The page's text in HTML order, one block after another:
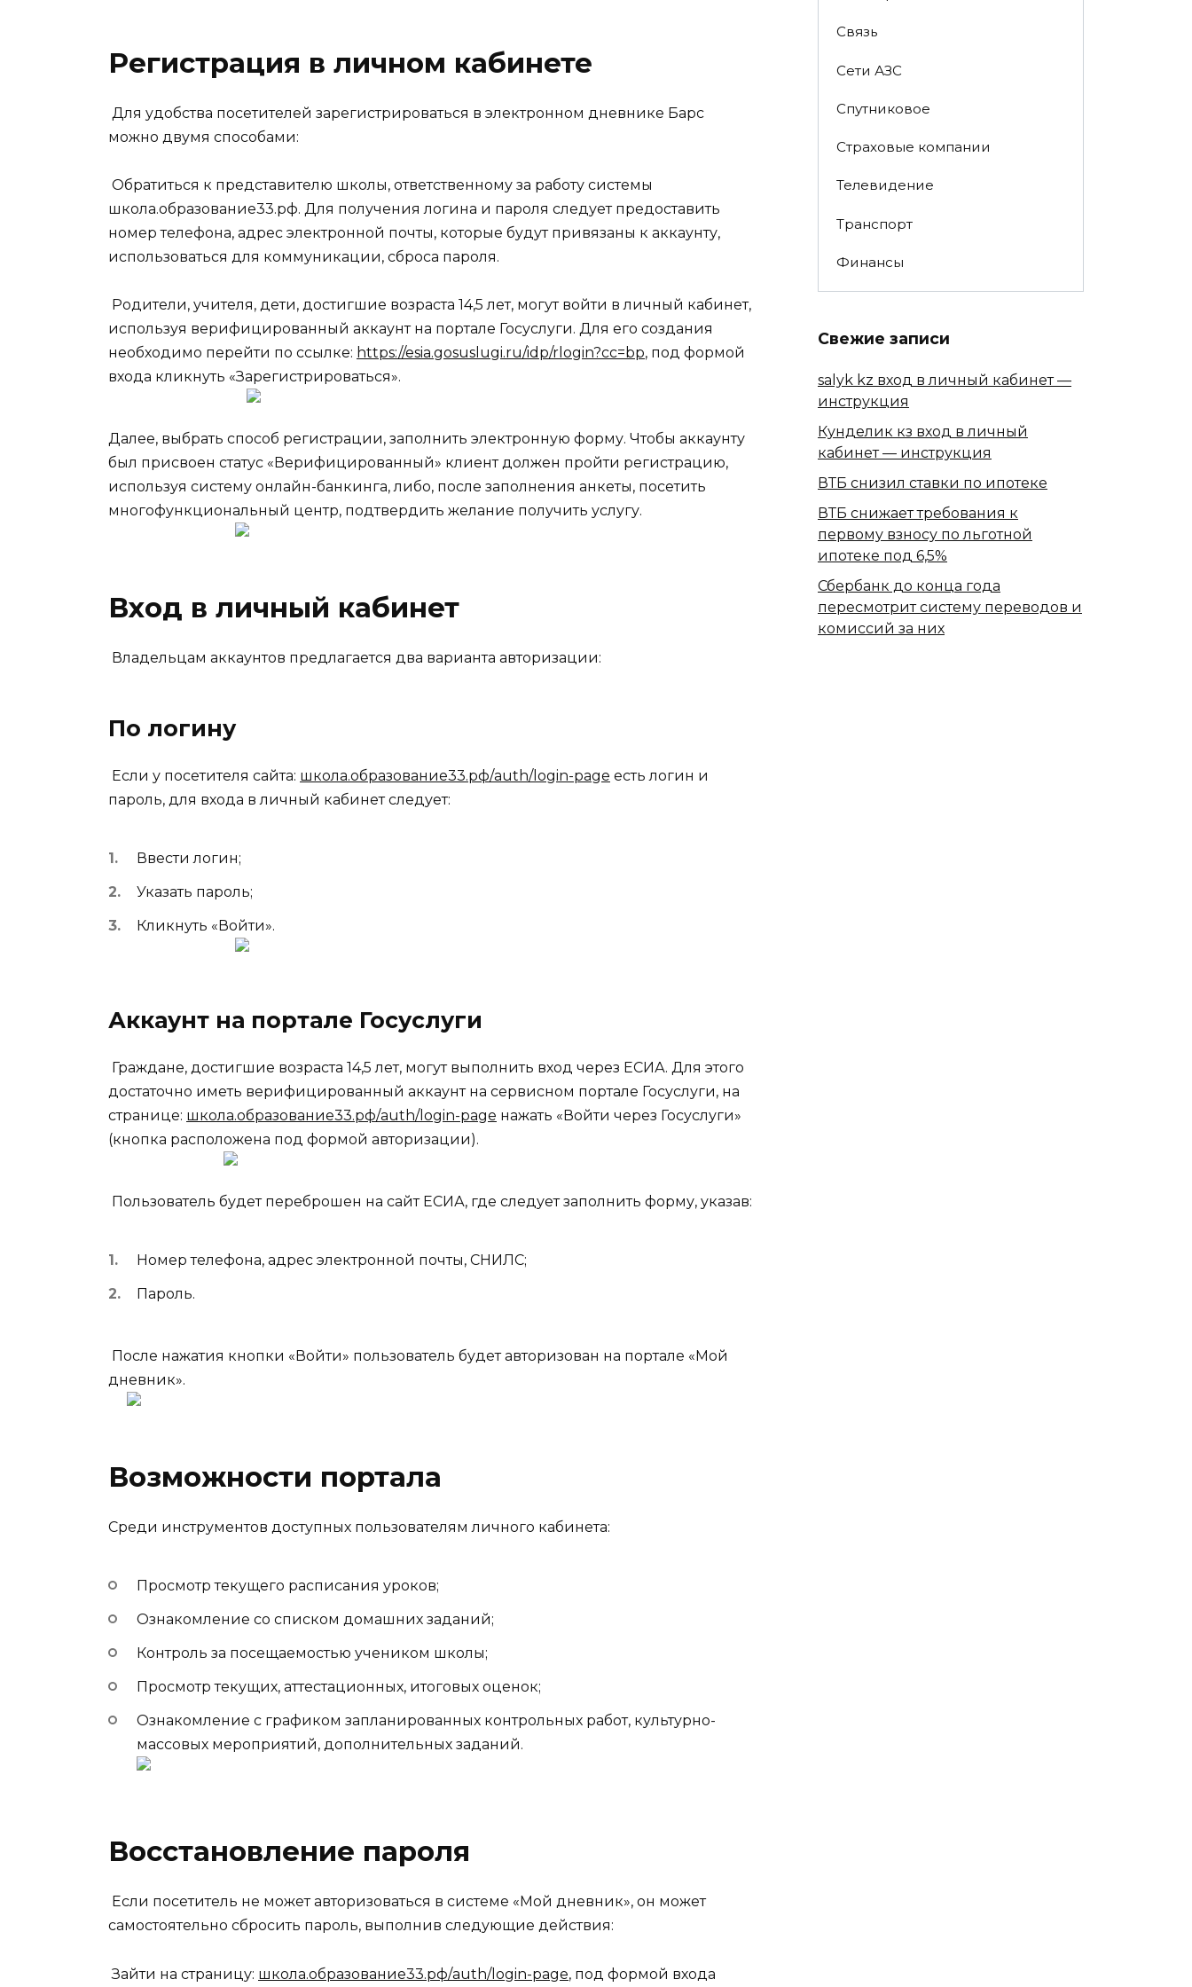
Регистрация в личном кабинете
Для удобства посетителей зарегистрироваться в электронном дневнике Барс
можно двумя способами:
Обратиться к представителю школы, ответственному за работу системы
школа.образование33.рф. Для получения логина и пароля следует предоставить
номер телефона, адрес электронной почты, которые будут привязаны к аккаунту,
использоваться для коммуникации, сброса пароля.
Родители, учителя, дети, достигшие возраста 14,5 лет, могут войти в личный кабинет,
используя верифицированный аккаунт на портале Госуслуги. Для его создания
необходимо перейти по ссылке: https://esia.gosuslugi.ru/idp/rlogin?cc=bp, под формой
входа кликнуть «Зарегистрироваться».
Далее, выбрать способ регистрации, заполнить электронную форму. Чтобы аккаунту
был присвоен статус «Верифицированный» клиент должен пройти регистрацию,
используя систему онлайн-банкинга, либо, после заполнения анкеты, посетить
многофункциональный центр, подтвердить желание получить услугу.
Вход в личный кабинет
Владельцам аккаунтов предлагается два варианта авторизации:
По логину
Если у посетителя сайта: школа.образование33.рф/auth/login-page есть логин и
пароль, для входа в личный кабинет следует:
Ввести логин;
Указать пароль;
Кликнуть «Войти».
Аккаунт на портале Госуслуги
Граждане, достигшие возраста 14,5 лет, могут выполнить вход через ЕСИА. Для этого
достаточно иметь верифицированный аккаунт на сервисном портале Госуслуги, на
странице: школа.образование33.рф/auth/login-page нажать «Войти через Госуслуги»
(кнопка расположена под формой авторизации).
Пользователь будет переброшен на сайт ЕСИА, где следует заполнить форму, указав:
Номер телефона, адрес электронной почты, СНИЛС;
Пароль.
После нажатия кнопки «Войти» пользователь будет авторизован на портале «Мой
дневник».
Возможности портала
Среди инструментов доступных пользователям личного кабинета:
Просмотр текущего расписания уроков;
Ознакомление со списком домашних заданий;
Контроль за посещаемостью учеником школы;
Просмотр текущих, аттестационных, итоговых оценок;
Ознакомление с графиком запланированных контрольных работ, культурно-
массовых мероприятий, дополнительных заданий.
Восстановление пароля
Если посетитель не может авторизоваться в системе «Мой дневник», он может
самостоятельно сбросить пароль, выполнив следующие действия:
Зайти на страницу: школа.образование33.рф/auth/login-page, под формой входа
Связь
Сети АЗС
Спутниковое
Страховые компании
Телевидение
Транспорт
Финансы
Свежие записи
salyk kz вход в личный кабинет —
инструкция
Кунделик кз вход в личный
кабинет — инструкция
ВТБ снизил ставки по ипотеке
ВТБ снижает требования к
первому взносу по льготной
ипотеке под 6,5%
Сбербанк​ до конца года
пересмотрит систему переводов и
комиссий за них